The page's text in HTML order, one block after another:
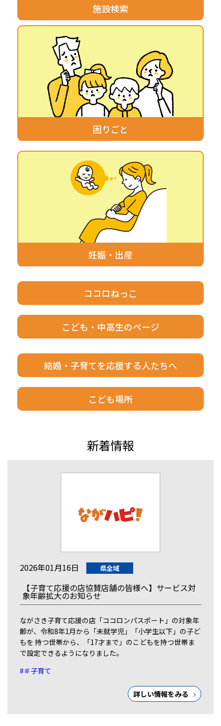
施設検索
困りごと
妊娠・出産
ココロねっこ
こども・中高生のページ
結婚・子育てを応援する人たちへ
こども場所
新着情報
2026年01月16日 県全域
【子育て応援の店協賛店舗の皆様へ】サービス対
象年齢拡大のお知らせ
ながさき子育て応援の店「ココロンパスポート」の対象年
齢が、令和8年1月から「未就学児」「小学生以下」の子ど
もを 持つ世帯から、「17才まで」のこどもを持つ世帯ま
で設定できるようになりました。
#＃子育て
詳しい情報をみる